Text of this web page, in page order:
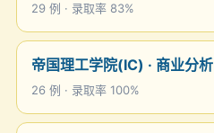
29 例 · 录取率 83%
帝国理工学院(IC) · 商业分析
26 例 · 录取率 100%